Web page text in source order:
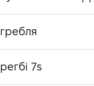
гребля
регбі 7s